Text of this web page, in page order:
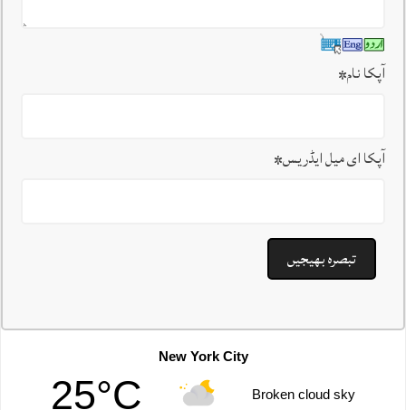
آپکا نام*
آپکا ای میل ایڈریس*
New York City
25°C Broken cloud sky